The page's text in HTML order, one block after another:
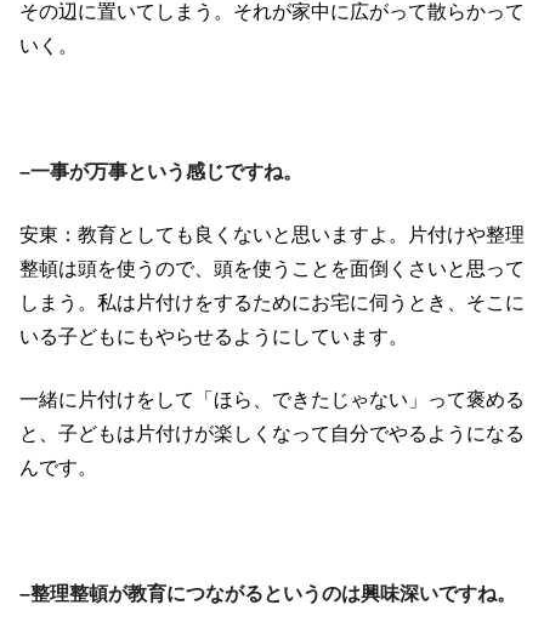
その辺に置いてしまう。それが家中に広がって散らかって
いく。
–一事が万事という感じですね。
安東：教育としても良くないと思いますよ。片付けや整理
整頓は頭を使うので、頭を使うことを面倒くさいと思って
しまう。私は片付けをするためにお宅に伺うとき、そこに
いる子どもにもやらせるようにしています。
一緒に片付けをして「ほら、できたじゃない」って褒める
と、子どもは片付けが楽しくなって自分でやるようになる
んです。
–整理整頓が教育につながるというのは興味深いですね。